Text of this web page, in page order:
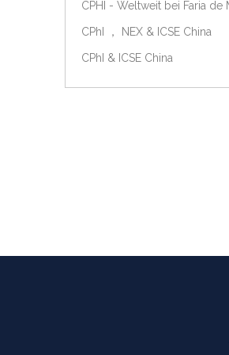
CPhI ， NEX & ICSE China
CPhI & ICSE China